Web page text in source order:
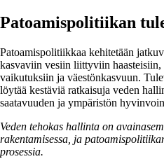
Patoamispolitiikan
Patoamispolitiikkaa kehitetään
kasvaviin vesiin liittyviin haasteisiin,
vaikutuksiin ja väestönkasvuun.
löytää kestäviä ratkaisuja veden
saatavuuden ja ympäristön
Veden tehokas hallinta on
rakentamisessa, ja
prosessia.